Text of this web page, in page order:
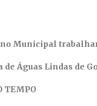
Municipal
de Águas Lindas de
TEMPO